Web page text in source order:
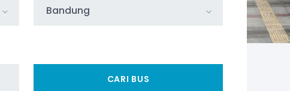
Bandung
CARI BUS